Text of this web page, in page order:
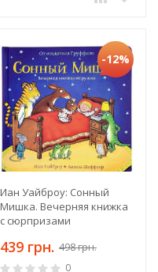
-12%
Иан Уайброу: Сонный
Мишка. Вечерняя книжка
с сюрпризами
439 грн. 498 грн.
0